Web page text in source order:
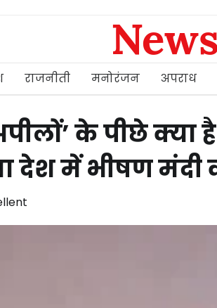
राजनीती मनोरंजन अपराध
के पीछे क्या
देश में भीषण मंदी